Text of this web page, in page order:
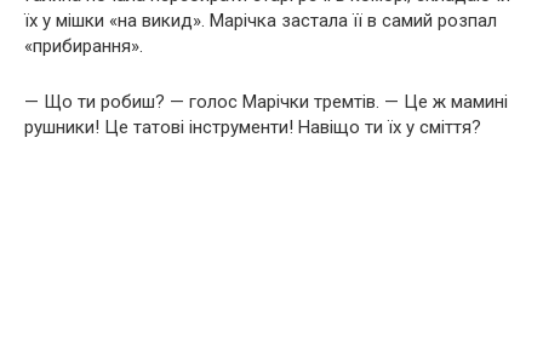
їх у мішки «на викид». Марічка застала її в самий розпал
«прибирання».
— Що ти робиш? — голос Марічки тремтів. — Це ж мамині
рушники! Це татові інструменти! Навіщо ти їх у сміття?